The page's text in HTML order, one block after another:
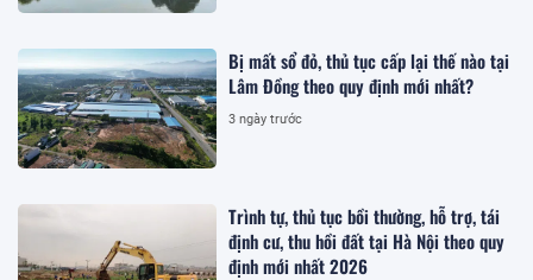
Bị mất sổ đỏ, thủ tục cấp lại thế nào tại
Lâm Đồng theo quy định mới nhất?
3 ngày trước
Trình tự, thủ tục bồi thường, hỗ trợ, tái
định cư, thu hồi đất tại Hà Nội theo quy
định mới nhất 2026